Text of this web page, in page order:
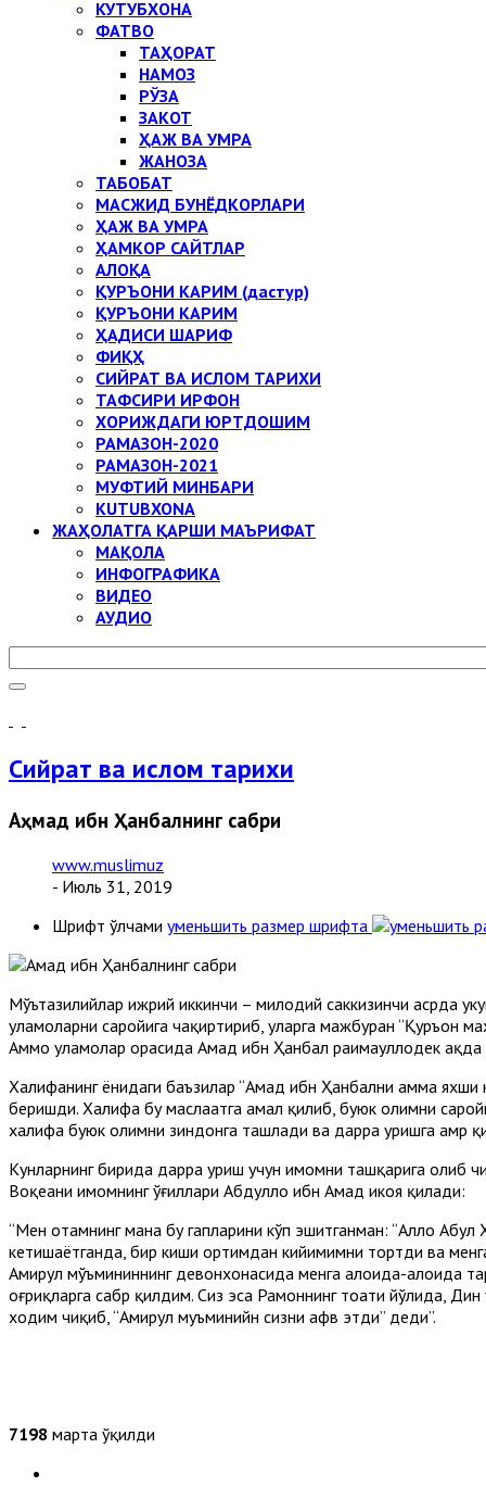
КУТУБХОНА
ФАТВО
ТАҲОРАТ
НАМОЗ
РЎЗА
ЗАКОТ
ҲАЖ ВА УМРА
ЖАНОЗА
ТАБОБАТ
МАСЖИД БУНЁДКОРЛАРИ
ҲАЖ ВА УМРА
ҲАМКОР САЙТЛАР
АЛОҚА
ҚУРЪОНИ КАРИМ (дастур)
ҚУРЪОНИ КАРИМ
ҲАДИСИ ШАРИФ
ФИҚҲ
СИЙРАТ ВА ИСЛОМ ТАРИХИ
ТАФСИРИ ИРФОН
ХОРИЖДАГИ ЮРТДОШИМ
РАМАЗОН-2020
РАМАЗОН-2021
МУФТИЙ МИНБАРИ
KUTUBXONA
ЖАҲОЛАТГА ҚАРШИ МАЪРИФАТ
МАҚОЛА
ИНФОГРАФИКА
ВИДЕО
АУДИО
Сийрат ва ислом тарихи
Аҳмад ибн Ҳанбалнинг сабри
www.muslimuz
- Июль 31, 2019
Шрифт ўлчами уменьшить размер шрифта
Мўътазилийлар ҳижрий иккинчи – милодий саккизинчи асрда
уламоларни саройига чақиртириб, уларга мажбуран “Қуръон
Аммо уламолар орасида Аҳмад ибн Ҳанбал раҳимаҳуллоҳдек
Халифанинг ёнидаги баъзилар “Аҳмад ибн Ҳанбални ҳамма
беришди. Халифа бу маслаҳатга амал қилиб, буюк олимни
халифа буюк олимни зиндонга ташлади ва дарра уришга амр
Кунларнинг бирида дарра уриш учун имомни ташқарига олиб
Воқеани имомнинг ўғиллари Абдуллоҳ ибн Аҳмад ҳикоя қилади:
“Мен отамнинг мана бу гапларини кўп эшитганман: “Аллоҳ
кетишаётганда, бир киши ортимдан кийимимни тортди ва
Амирул мўъмининнинг девонхонасида менга алоҳида-алоҳида
оғриқларга сабр қилдим. Сиз эса Раҳмоннинг тоати йўлида,
ходим чиқиб, “Амирул муъминийн сизни афв этди” деди”.
7198 марта ўқилди